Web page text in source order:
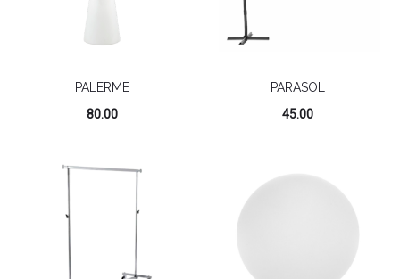
PALERME
80.00
PARASOL
45.00